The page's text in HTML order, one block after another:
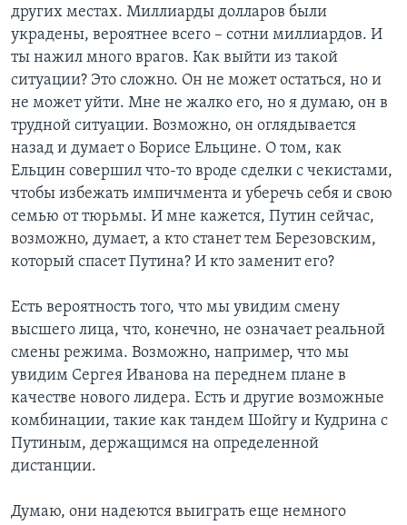
других местах. Миллиарды долларов были
украдены, вероятнее всего – сотни миллиардов. И
ты нажил много врагов. Как выйти из такой
ситуации? Это сложно. Он не может остаться, но и
не может уйти. Мне не жалко его, но я думаю, он в
трудной ситуации. Возможно, он оглядывается
назад и думает о Борисе Ельцине. О том, как
Ельцин совершил что-то вроде сделки с чекистами,
чтобы избежать импичмента и уберечь себя и свою
семью от тюрьмы. И мне кажется, Путин сейчас,
возможно, думает, а кто станет тем Березовским,
который спасет Путина? И кто заменит его?
Есть вероятность того, что мы увидим смену
высшего лица, что, конечно, не означает реальной
смены режима. Возможно, например, что мы
увидим Сергея Иванова на переднем плане в
качестве нового лидера. Есть и другие возможные
комбинации, такие как тандем Шойгу и Кудрина с
Путиным, держащимся на определенной
дистанции.
Думаю, они надеются выиграть еще немного